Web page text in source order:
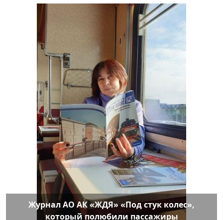
Журнал АО АК «ЖДЯ» «Под стук колес»,
который полюбили пассажиры